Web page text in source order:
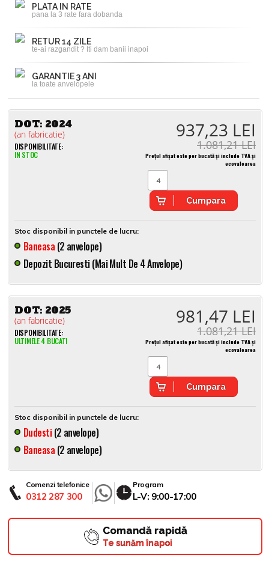
PLATA IN RATE
pana la 3 rate fara dobanda
RETUR 14 ZILE
te-ai razgandit ? Iti dam banii inapoi
GARANTIE 3 ANI
la toate anvelopele
DOT: 2024
(an fabricatie)
DISPONIBILITATE:
IN STOC
937,23 LEI
1.081,21 LEI
Prețul afișat este per bucată și include TVA și
ecovaloarea
Cumpara
Stoc disponibil in punctele de lucru:
Baneasa (2 anvelope)
Depozit Bucuresti (mai Mult De 4 Anvelope)
DOT: 2025
(an fabricatie)
DISPONIBILITATE:
ULTIMELE 4 BUCATI
981,47 LEI
1.081,21 LEI
Prețul afișat este per bucată și include TVA și
ecovaloarea
Cumpara
Stoc disponibil in punctele de lucru:
Dudesti(2 anvelope)
Baneasa (2 anvelope)
Comenzi telefonice
0312 287 300
Program
L-V: 9:00-17:00
Comandă rapidă
Te sunăm înapoi